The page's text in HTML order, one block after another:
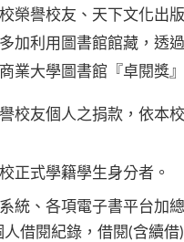
榮譽校友、天下文化出
加利用圖書館館藏，透
業大學圖書館『卓閱獎
校友個人之捐款，依本
正式學籍學生身分者。
統、各項電子書平台加
借閱紀錄，借閱(含續